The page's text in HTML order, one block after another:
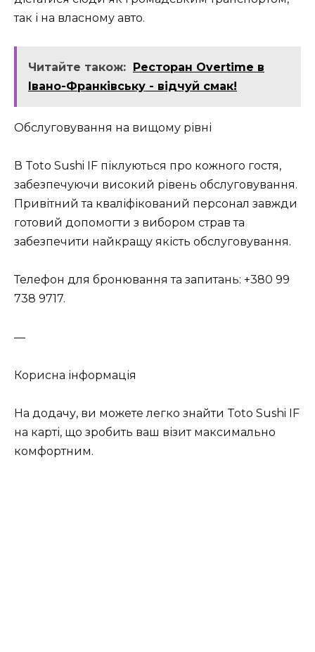
так і на власному авто.
Читайте також: Ресторан Overtime в
Івано-Франківську - відчуй смак!
Обслуговування на вищому рівні
В Toto Sushi IF піклуються про кожного гостя,
забезпечуючи високий рівень обслуговування.
Привітний та кваліфікований персонал завжди
готовий допомогти з вибором страв та
забезпечити найкращу якість обслуговування.
Телефон для бронювання та запитань: +380 99
738 9717.
—
Корисна інформація
На додачу, ви можете легко знайти Toto Sushi IF
на карті, що зробить ваш візит максимально
комфортним.